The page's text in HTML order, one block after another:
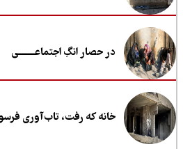
در حصار انگِ اجتماعــــــــی
خانه که رفت، تاب‌آوری فرسوده